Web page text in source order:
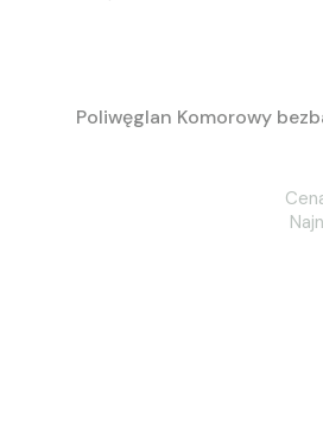
Poliwęglan Komorowy